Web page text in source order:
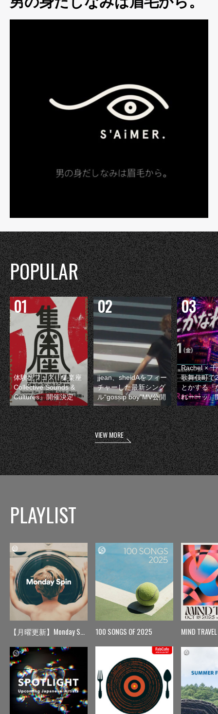
POPULAR
体験型フェス『集楽座
Collective Sounds &
Cultures』開催決定
jjean、sheidAをフィー
チャーした最新シング
ル“gossip boy”MV公開
Rachel ×
歌舞伎町で
とかする『
れーーッ』
VIEW MORE
PLAYLIST
【月曜更新】Monday Spin 100 SONGS OF 2025 MIND TRAVEL